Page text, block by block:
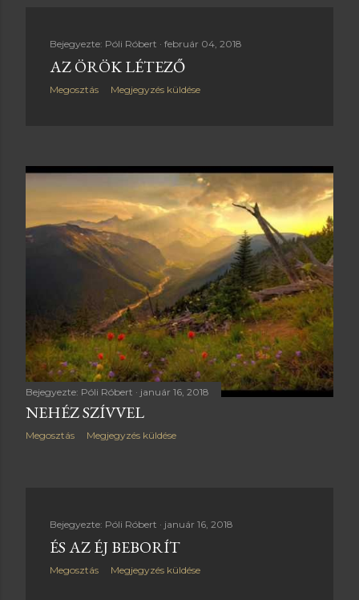
Bejegyezte: Póli Róbert február 04, 2018
AZ ÖRÖK LÉTEZŐ
Megosztás Megjegyzés küldése
Bejegyezte: Póli Róbert január 16, 2018
NEHÉZ SZÍVVEL
Megosztás Megjegyzés küldése
Bejegyezte: Póli Róbert január 16, 2018
ÉS AZ ÉJ BEBORÍT
Megosztás Megjegyzés küldése